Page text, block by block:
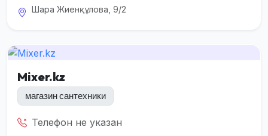
Шара Жиенқұлова, 9/2
Mixer.kz
магазин сантехники
Телефон не указан